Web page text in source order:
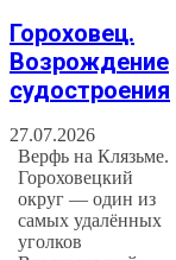
Гороховец.
Возрождение
судостроения
27.07.2026
Верфь на Клязьме.
Гороховецкий
округ — один из
самых удалённых
уголков